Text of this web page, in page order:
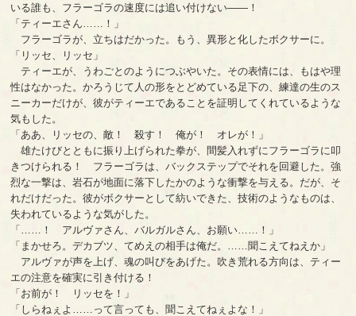
いる誰も、フラーゴラの速度には追い付けない――！
「ティーエさん……！」
フラーゴラが、立ちはだかった。もう、異形と化したボクサーに。
「リッセ、リッセ」
ティーエが、うわごとのようにつぶやいた。その表情には、もはや理
性はなかった。かろうじて人の形をとどめている足下の、練達の生のス
ニーカーだけが、彼がティーエであることを証明してくれているような
気もした。
「ああ、リッセの、敵！ 殺す！ 俺が！ オレが！」
雄たけびとともに振り上げられた拳が、間髪入れずにフラーゴラに叩
きつけられる！ フラーゴラは、バックステップでそれを回避した。強
烈な一撃は、岩石が地面に落下したかのような衝撃を与える。だが、そ
れだけだった。彼がボクサーとして紡いできた、技術のようなものは、
失われているような気がした。
「……！ アルヴァさん、バルガルさん、お願い……！」
「まかせろ。デカブツ、てめえの相手は俺だ。……聞こえてねえか」
アルヴァが声を上げ、魂の叫びをあげた。吹き荒れる方向は、ティー
エの注意を確実に引き付ける！
「お前が！ リッセを！」
「しらねぇよ……って言っても、聞こえてねぇよな！」